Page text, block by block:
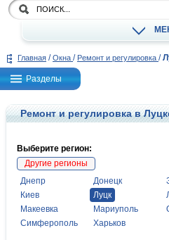
Главная / Окна / Ремонт и регулировка /
Разделы
Ремонт и регулировка в
Выберите регион:
Другие регионы
Днепр
Донецк
Киев
Луцк
Макеевка
Мариуполь
Симферополь
Харьков